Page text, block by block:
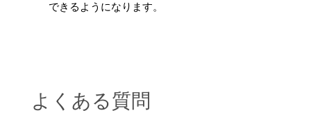
できるようになります。
よくある質問